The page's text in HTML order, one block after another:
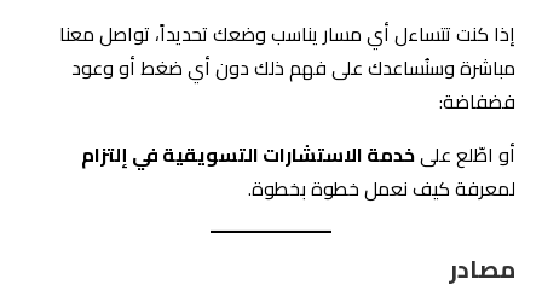
إذا كنت تتساءل أي مسار يناسب وضعك تحديداً، تواصل معنا
مباشرة وسنُساعدك على فهم ذلك دون أي ضغط أو وعود
فضفاضة:
أو اطّلع علىخدمة الاستشارات التسويقية في إلتزام
لمعرفة كيف نعمل خطوة بخطوة.
مصادر